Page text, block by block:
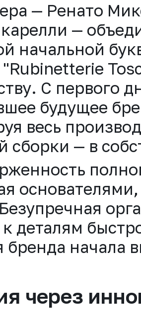
— Ренато
—
начальной
С первого
будущее
весь
сборки — в
деталям
бренда начала
через